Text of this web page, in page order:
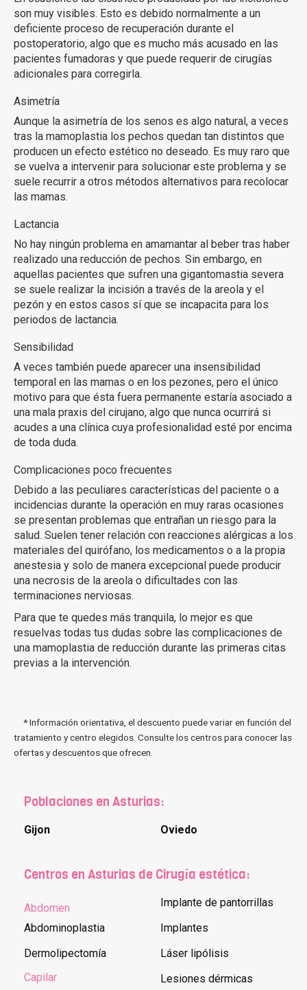
son muy visibles. Esto es debido normalmente a un
deficiente proceso de recuperación durante el
postoperatorio, algo que es mucho más acusado en las
pacientes fumadoras y que puede requerir de cirugías
adicionales para corregirla.
Asimetría
Aunque la asimetría de los senos es algo natural, a veces
tras la mamoplastia los pechos quedan tan distintos que
producen un efecto estético no deseado. Es muy raro que
se vuelva a intervenir para solucionar este problema y se
suele recurrir a otros métodos alternativos para recolocar
las mamas.
Lactancia
No hay ningún problema en amamantar al beber tras haber
realizado una reducción de pechos. Sin embargo, en
aquellas pacientes que sufren una gigantomastia severa
se suele realizar la incisión a través de la areola y el
pezón y en estos casos sí que se incapacita para los
periodos de lactancia.
Sensibilidad
A veces también puede aparecer una insensibilidad
temporal en las mamas o en los pezones, pero el único
motivo para que ésta fuera permanente estaría asociado a
una mala praxis del cirujano, algo que nunca ocurrirá si
acudes a una clínica cuya profesionalidad esté por encima
de toda duda.
Complicaciones poco frecuentes
Debido a las peculiares características del paciente o a
incidencias durante la operación en muy raras ocasiones
se presentan problemas que entrañan un riesgo para la
salud. Suelen tener relación con reacciones alérgicas a los
materiales del quirófano, los medicamentos o a la propia
anestesia y solo de manera excepcional puede producir
una necrosis de la areola o dificultades con las
terminaciones nerviosas.
Para que te quedes más tranquila, lo mejor es que
resuelvas todas tus dudas sobre las complicaciones de
una mamoplastia de reducción durante las primeras citas
previas a la intervención.
* Información orientativa, el descuento puede variar en función del
tratamiento y centro elegidos. Consulte los centros para conocer las
ofertas y descuentos que ofrecen.
Poblaciones en Asturias:
Gijon Oviedo
Centros en Asturias de Cirugía estética:
Abdomen
Abdominoplastia
Dermolipectomía
Capilar
Implante de pantorrillas
Implantes
Láser lipólisis
Lesiones dérmicas